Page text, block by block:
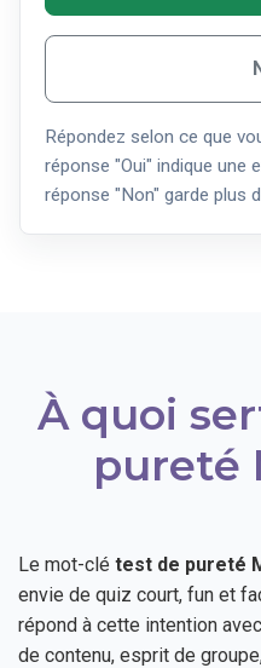
Répondez selon ce que
réponse "Oui" indique une
réponse "Non" garde plus
À quoi
pureté
Le mot-clé test de pureté
envie de quiz court, fun et
répond à cette intention
de contenu, esprit de